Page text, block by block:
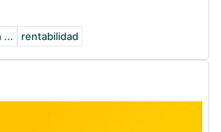
... rentabilidad